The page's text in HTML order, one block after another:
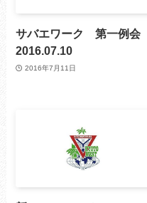
サバエワーク 第一例会
2016.07.10
2016年7月11日